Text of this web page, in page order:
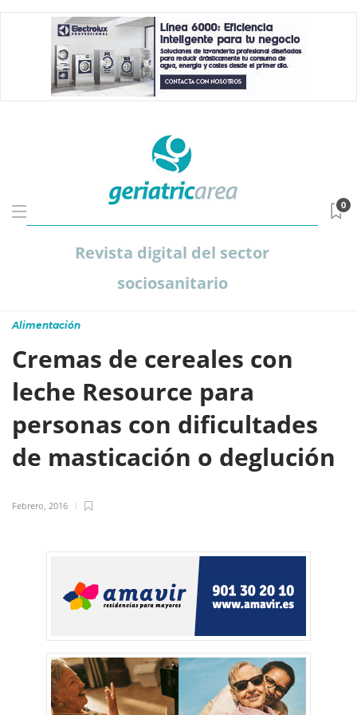
Revista digital del sector
sociosanitario
0
Alimentación
Cremas de cereales con
leche Resource para
personas con dificultades
de masticación o deglución
Febrero, 2016